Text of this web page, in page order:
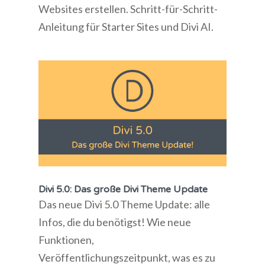
Websites erstellen. Schritt-für-Schritt-
Anleitung für Starter Sites und Divi AI.
Divi 5.0: Das große Divi Theme Update
Das neue Divi 5.0 Theme Update: alle
Infos, die du benötigst! Wie neue
Funktionen,
Veröffentlichungszeitpunkt, was es zu